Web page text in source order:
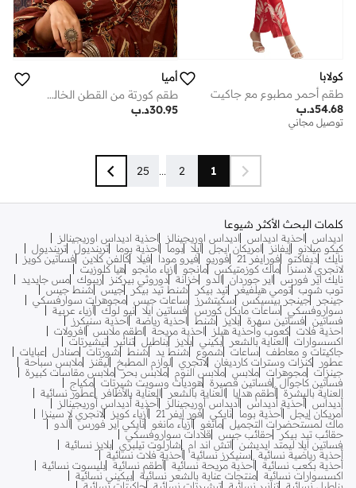
كولابا
طقم أحمر مطبوع مع جاكيت
د.ب54.68
توصيل مجاني
أميا
طقم كورتة من القطن الخالص المطبوع باللون العنابي بتصميم واسع من الأسفل مع شال
د.ب30.95
1
2
...
25
كلمات البحث الأكثر شيوعا
اديداس احذية اديداس اديداس اوريجينالز
احذية اديداس اوريجينالز
كيكو ميلانو
إيفانز امريكان ايجل ايلا بوما احذية بوما ترينديول ترينديول
نايك ديفاكتو فورايفر 21 فوريو فيرو مودا فيلا كالفن كلاين فساتين كويز
لانجري لاسنزا
ماك كوزمتيكس مانجو ازياء مانجو
هيا كلوزيت
نايك اير فورس
اير جوردان الدو خزانة دوروثي بيركنز ريبوك مس جايديد
توب شوب تومي هيلفيغر تيد بيكر شنط تيد بيكر جيس
شنط جيس
جينجر
جينجر بيسيكس سكيتشرز ساعات جيس مجوهرات سوارفسكي
سواروفسكي
ساعات مايكل كورس فساتين ايلا نيو لوك أزياء عربية
فساتين
فساتين سهرة بلايز شنط احذية رياضة
احذية سنيكرز
احذية فلات كعوب واحذية هيلز احذية مريحة اطقم ملابس
افرولات
اكسسوارات
العناية بالشعر بكيني بلايز بناطيل تنانير
تيشيرتات
جاكيتات و معاطف
ساعات شموع شنط يد شنط شورتات صنادل
عبايات
عطور
كنزات وسترات كارديغان لانجري لوازم المطبخ ليقنز
ملابس سباحة
جينزات مجوهرات ملابس ملابس النوم ملابس بحر ملابس مقاسات كبيرة
فساتين كاجوال
فساتين قصيرة هوديات وسويت شيرتات مكياج
العناية بالبشرة أطقم هدايا العناية بالشعر العناية بالأظافر
عطور نسائية
أديداس أحذية أديداس أديداس أوريجينالز
أحذية أديداس أوريجينالز
أمريكان إيجل أحذية بوما نايكي فور إيفر 21 أزياء كويز
لانجري لا سينزا
ماك لمستحضرات التجميل مانغو أزياء مانغو نايكي اير فورس ألدو
حقائب تيد بيكر
حقائب جيس
قلادات سواروفسكي
فساتين ايلا ليمتد ايديشن
اتش اند ام شارلوت تيلبري بلايز نسائية
أحذية رياضية نسائية
سنيكرز نسائية أحذية فلات نسائية
أحذية بكعب نسائية أحذية مريحة نسائية أطقم نسائية بليسوت نسائية
اكسسوارات نسائية منتجات عناية بالشعر نسائية بيكيني نسائية